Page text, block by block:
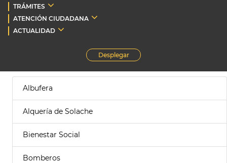
TRÁMITES
ATENCIÓN CIUDADANA
ACTUALIDAD
Desplegar
Albufera
Alquería de Solache
Bienestar Social
Bomberos